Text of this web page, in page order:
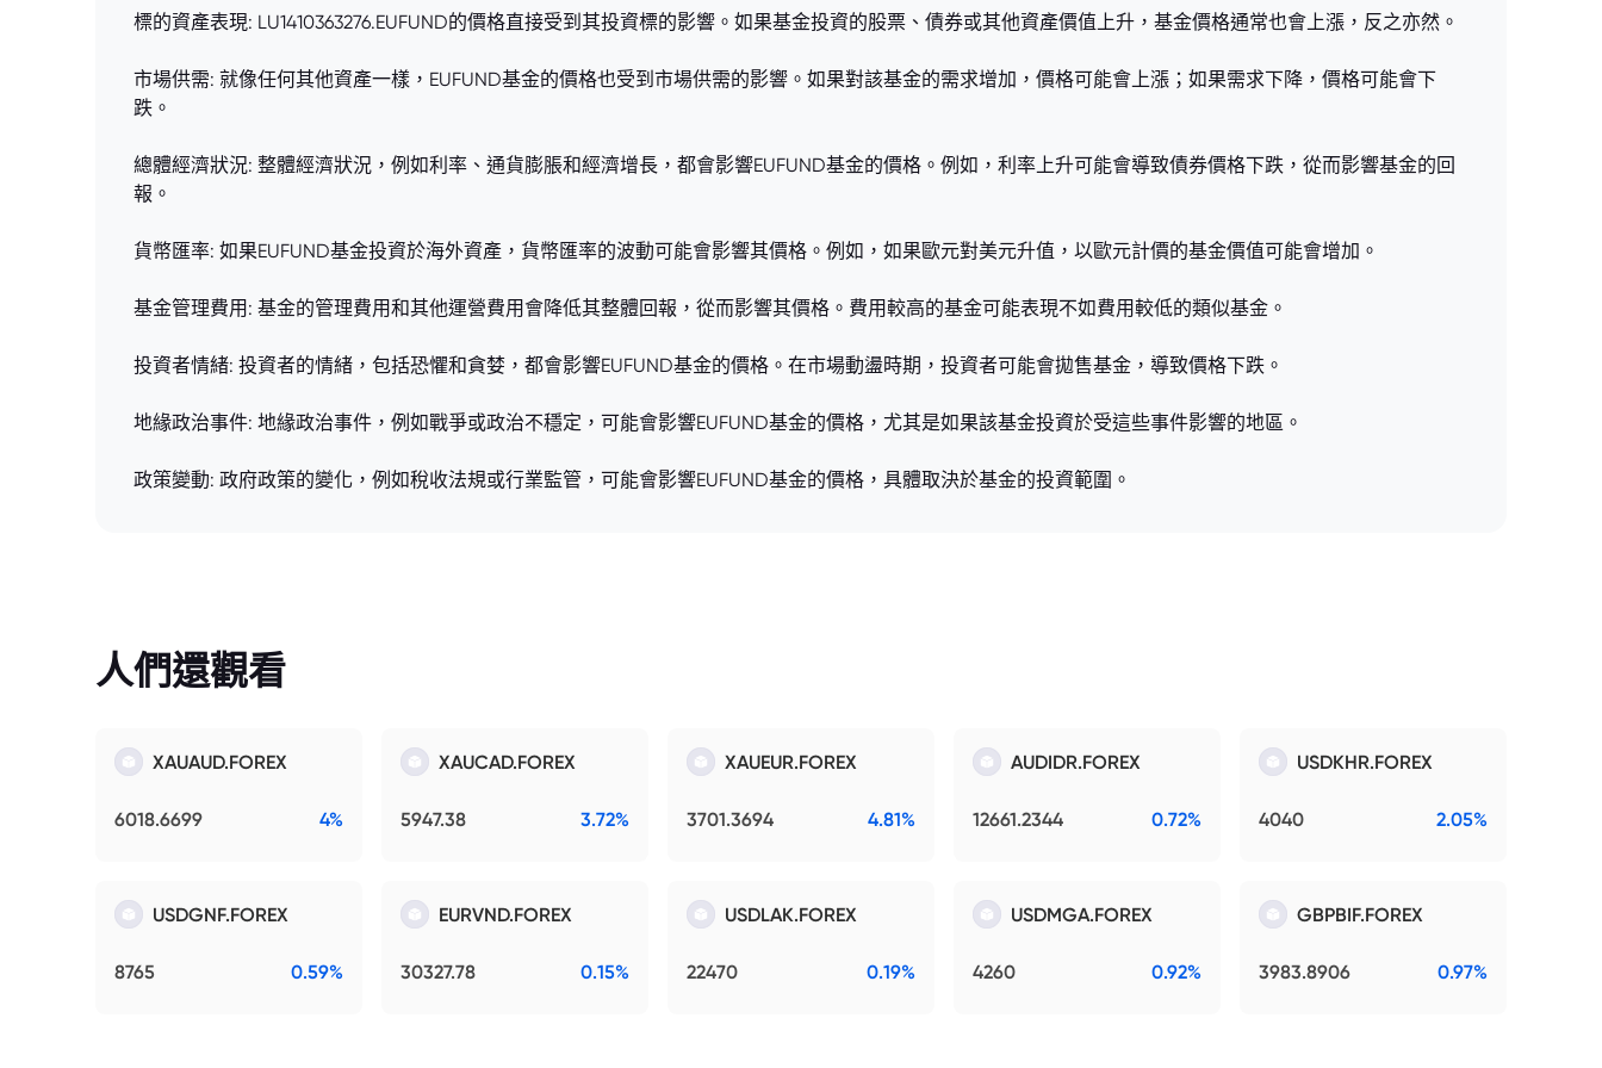
標的資產表現: LU1410363276.EUFUND的價格直接受到其投資標的影響。如果基金投資的股票、債券或其他資產價值上升，基金價格通常也會上漲，反之亦然。
市場供需: 就像任何其他資產一樣，EUFUND基金的價格也受到市場供需的影響。如果對該基金的需求增加，價格可能會上漲；如果需求下降，價格可能會下
跌。
總體經濟狀況: 整體經濟狀況，例如利率、通貨膨脹和經濟增長，都會影響EUFUND基金的價格。例如，利率上升可能會導致債券價格下跌，從而影響基金的回
報。
貨幣匯率: 如果EUFUND基金投資於海外資產，貨幣匯率的波動可能會影響其價格。例如，如果歐元對美元升值，以歐元計價的基金價值可能會增加。
基金管理費用: 基金的管理費用和其他運營費用會降低其整體回報，從而影響其價格。費用較高的基金可能表現不如費用較低的類似基金。
投資者情緒: 投資者的情緒，包括恐懼和貪婪，都會影響EUFUND基金的價格。在市場動盪時期，投資者可能會拋售基金，導致價格下跌。
地緣政治事件: 地緣政治事件，例如戰爭或政治不穩定，可能會影響EUFUND基金的價格，尤其是如果該基金投資於受這些事件影響的地區。
政策變動: 政府政策的變化，例如稅收法規或行業監管，可能會影響EUFUND基金的價格，具體取決於基金的投資範圍。
人們還觀看
XAUAUD.FOREX
6018.6699 4%
XAUCAD.FOREX
5947.38 3.72%
XAUEUR.FOREX
3701.3694 4.81%
AUDIDR.FOREX
12661.2344 0.72%
USDKHR.FOREX
4040 2.05%
USDGNF.FOREX
8765 0.59%
EURVND.FOREX
30327.78 0.15%
USDLAK.FOREX
22470 0.19%
USDMGA.FOREX
4260 0.92%
GBPBIF.FOREX
3983.8906 0.97%